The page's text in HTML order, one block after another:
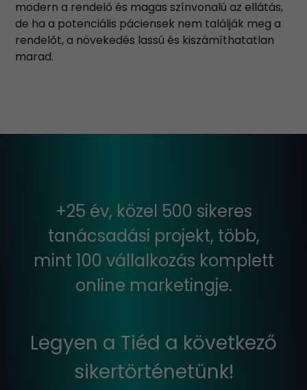
modern a rendelő és magas színvonalú az ellátás,
de ha a potenciális páciensek nem találják meg a
rendelőt, a növekedés lassú és kiszámíthatatlan
marad.
+25 év, közel 500 sikeres
tanácsadási projekt, több,
mint 100 vállalkozás komplett
online marketingje.
Legyen a Tiéd a következő
sikertörténetünk!